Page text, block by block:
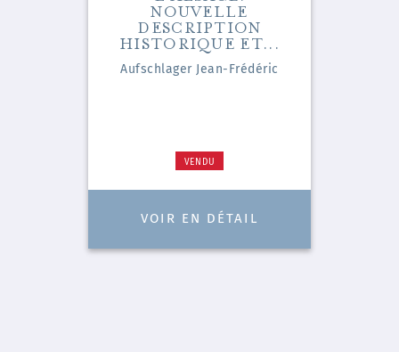
NOUVELLE
DESCRIPTION
HISTORIQUE ET...
Aufschlager Jean-Frédéric
VENDU
VOIR EN DÉTAIL